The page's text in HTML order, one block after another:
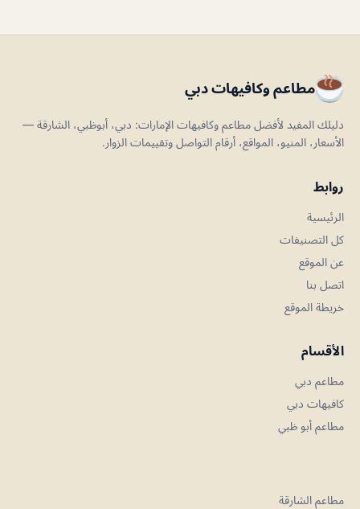
مطاعم وكافيهات دبي
دليلك المفيد لأفضل مطاعم وكافيهات الإمارات: دبي، أبوظبي، الشارقة —
الأسعار، المنيو، المواقع، أرقام التواصل وتقييمات الزوار.
روابط
الرئيسية
كل التصنيفات
عن الموقع
اتصل بنا
خريطة الموقع
الأقسام
مطاعم دبي
كافيهات دبي
مطاعم أبو ظبي
مطاعم الشارقة